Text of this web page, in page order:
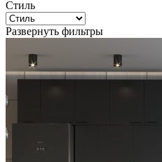
Стиль
Развернуть фильтры